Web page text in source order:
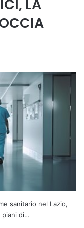
LA
sanitario nel Lazio,
piani di…